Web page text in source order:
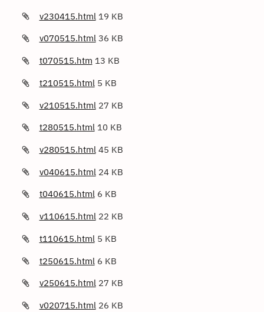
v230415.html 19 KB
v070515.html 36 KB
t070515.htm 13 KB
t210515.html 5 KB
v210515.html 27 KB
t280515.html 10 KB
v280515.html 45 KB
v040615.html 24 KB
t040615.html 6 KB
v110615.html 22 KB
t110615.html 5 KB
t250615.html 6 KB
v250615.html 27 KB
v020715.html 26 KB